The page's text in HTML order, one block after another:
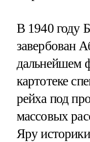
В 1940 году
завербован
дальнейшем
картотеке
рейха под
массовых
Яру